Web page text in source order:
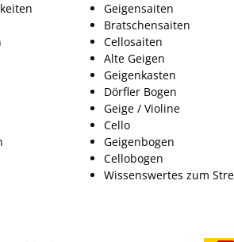
Geigensaiten
Bratschensaiten
Cellosaiten
Alte Geigen
Geigenkasten
Dörfler Bogen
Geige / Violine
Cello
Geigenbogen
Cellobogen
Wissenswertes zum